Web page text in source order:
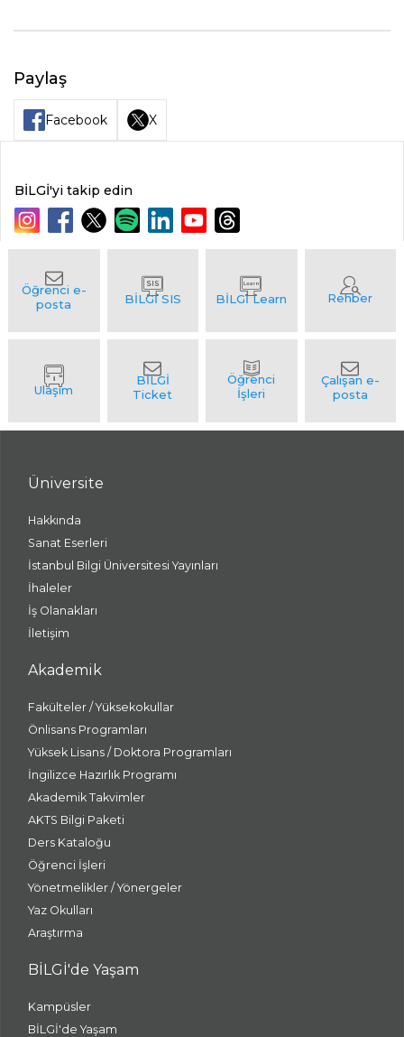
Paylaş
Facebook X
BİLGİ'yi takip edin
Üniversite
Hakkında
Sanat Eserleri
İstanbul Bilgi Üniversitesi Yayınları
İhaleler
İş Olanakları
İletişim
Akademik
Fakülteler / Yüksekokullar
Önlisans Programları
Yüksek Lisans / Doktora Programları
İngilizce Hazırlık Programı
Akademik Takvimler
AKTS Bilgi Paketi
Ders Kataloğu
Öğrenci İşleri
Yönetmelikler / Yönergeler
Yaz Okulları
Araştırma
BİLGİ'de Yaşam
Kampüsler
BİLGİ'de Yaşam